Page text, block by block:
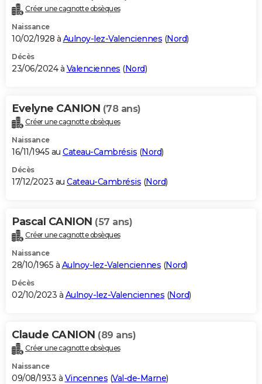
Créer une cagnotte obsèques
Naissance
10/02/1928 à Aulnoy-lez-Valenciennes (Nord)
Décès
23/06/2024 à Valenciennes (Nord)
Evelyne CANION (78 ans)
Créer une cagnotte obsèques
Naissance
16/11/1945 au Cateau-Cambrésis (Nord)
Décès
17/12/2023 au Cateau-Cambrésis (Nord)
Pascal CANION (57 ans)
Créer une cagnotte obsèques
Naissance
28/10/1965 à Aulnoy-lez-Valenciennes (Nord)
Décès
02/10/2023 à Aulnoy-lez-Valenciennes (Nord)
Claude CANION (89 ans)
Créer une cagnotte obsèques
Naissance
09/08/1933 à Vincennes (Val-de-Marne)